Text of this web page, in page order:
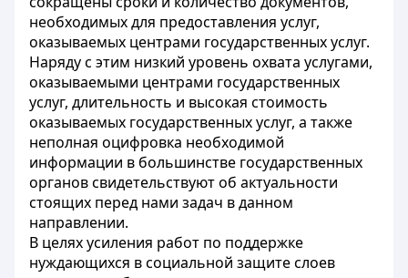
необходимых для предоставления услуг,
оказываемых центрами государственных услуг.
Наряду с этим низкий уровень охвата услугами,
оказываемыми центрами государственных
услуг, длительность и высокая стоимость
оказываемых государственных услуг, а также
неполная оцифровка необходимой
информации в большинстве государственных
органов свидетельствуют об актуальности
стоящих перед нами задач в данном
направлении.
В целях усиления работ по поддержке
нуждающихся в социальной защите слоев